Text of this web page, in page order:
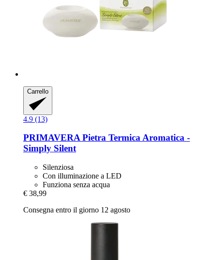
Carrello
4.9 (13)
PRIMAVERAPietra Termica Aromatica -​
Simply Silent
Silenziosa
Con illuminazione a LED
Funziona senza acqua
€ 38,99
Consegna entro il giorno 12 agosto